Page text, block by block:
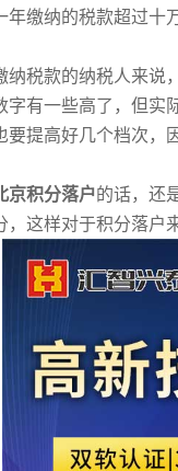
年缴纳的税款超过十
纳税款的纳税人来说
字有一些高了，但实
提高好几个档次，
京积分落户的话，还
这样对于积分落户